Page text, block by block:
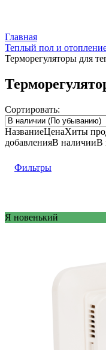
Главная
Теплый пол и
Терморегуляторы для
Сортировать:
НазваниеЦенаХиты
добавленияВ наличииВ
Фильтры
Я новенький